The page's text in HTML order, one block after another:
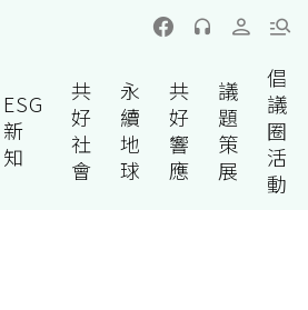
ESG
新
知
共
好
社
會
永
續
地
球
共
好
響
應
議
題
策
展
倡
議
圈
活
動